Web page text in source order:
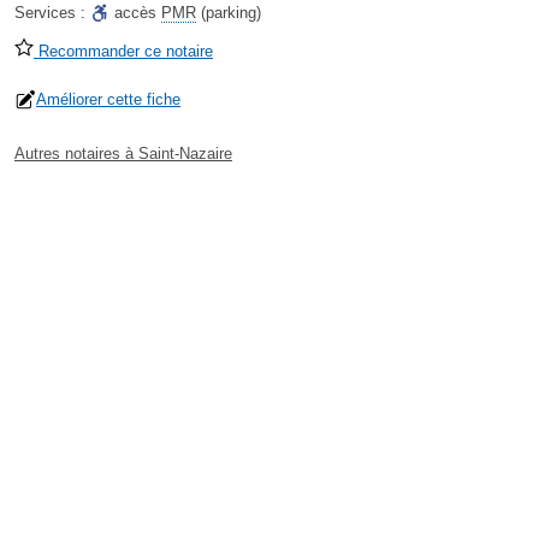
Services :
accès PMR (parking)
Recommander ce notaire
Améliorer cette fiche
Autres notaires à Saint-Nazaire